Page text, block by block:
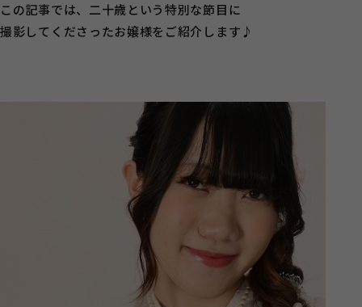
この記事では、二十歳という特別な節目に
撮影してくださったお嬢様をご紹介します♪